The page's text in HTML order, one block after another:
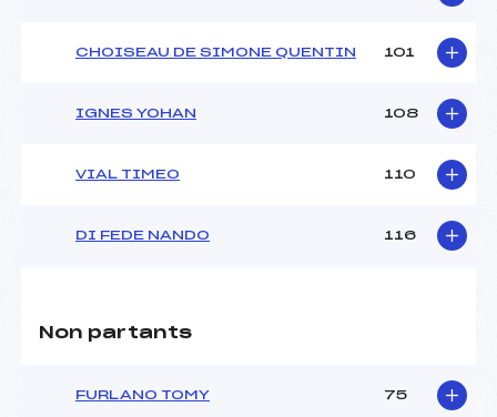
CHOISEAU DE SIMONE QUENTIN 101
IGNES YOHAN 108
VIAL TIMEO 110
DI FEDE NANDO 116
Non partants
FURLANO TOMY 75